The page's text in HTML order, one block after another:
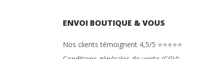
ENVOI BOUTIQUE & VOUS
Nos clients témoignent 4,5/5 ⭐⭐⭐⭐⭐